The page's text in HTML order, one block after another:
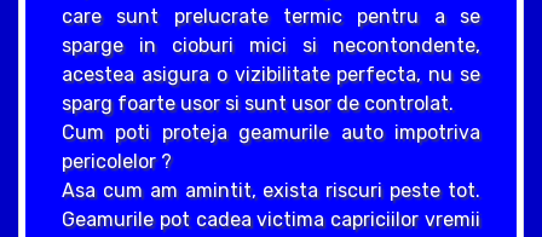
care sunt prelucrate termic pentru a se
sparge in cioburi mici si necontondente,
acestea asigura o vizibilitate perfecta, nu se
sparg foarte usor si sunt usor de controlat.
Cum poti proteja geamurile auto impotriva
pericolelor ?
Asa cum am amintit, exista riscuri peste tot.
Geamurile pot cadea victima capriciilor vremii